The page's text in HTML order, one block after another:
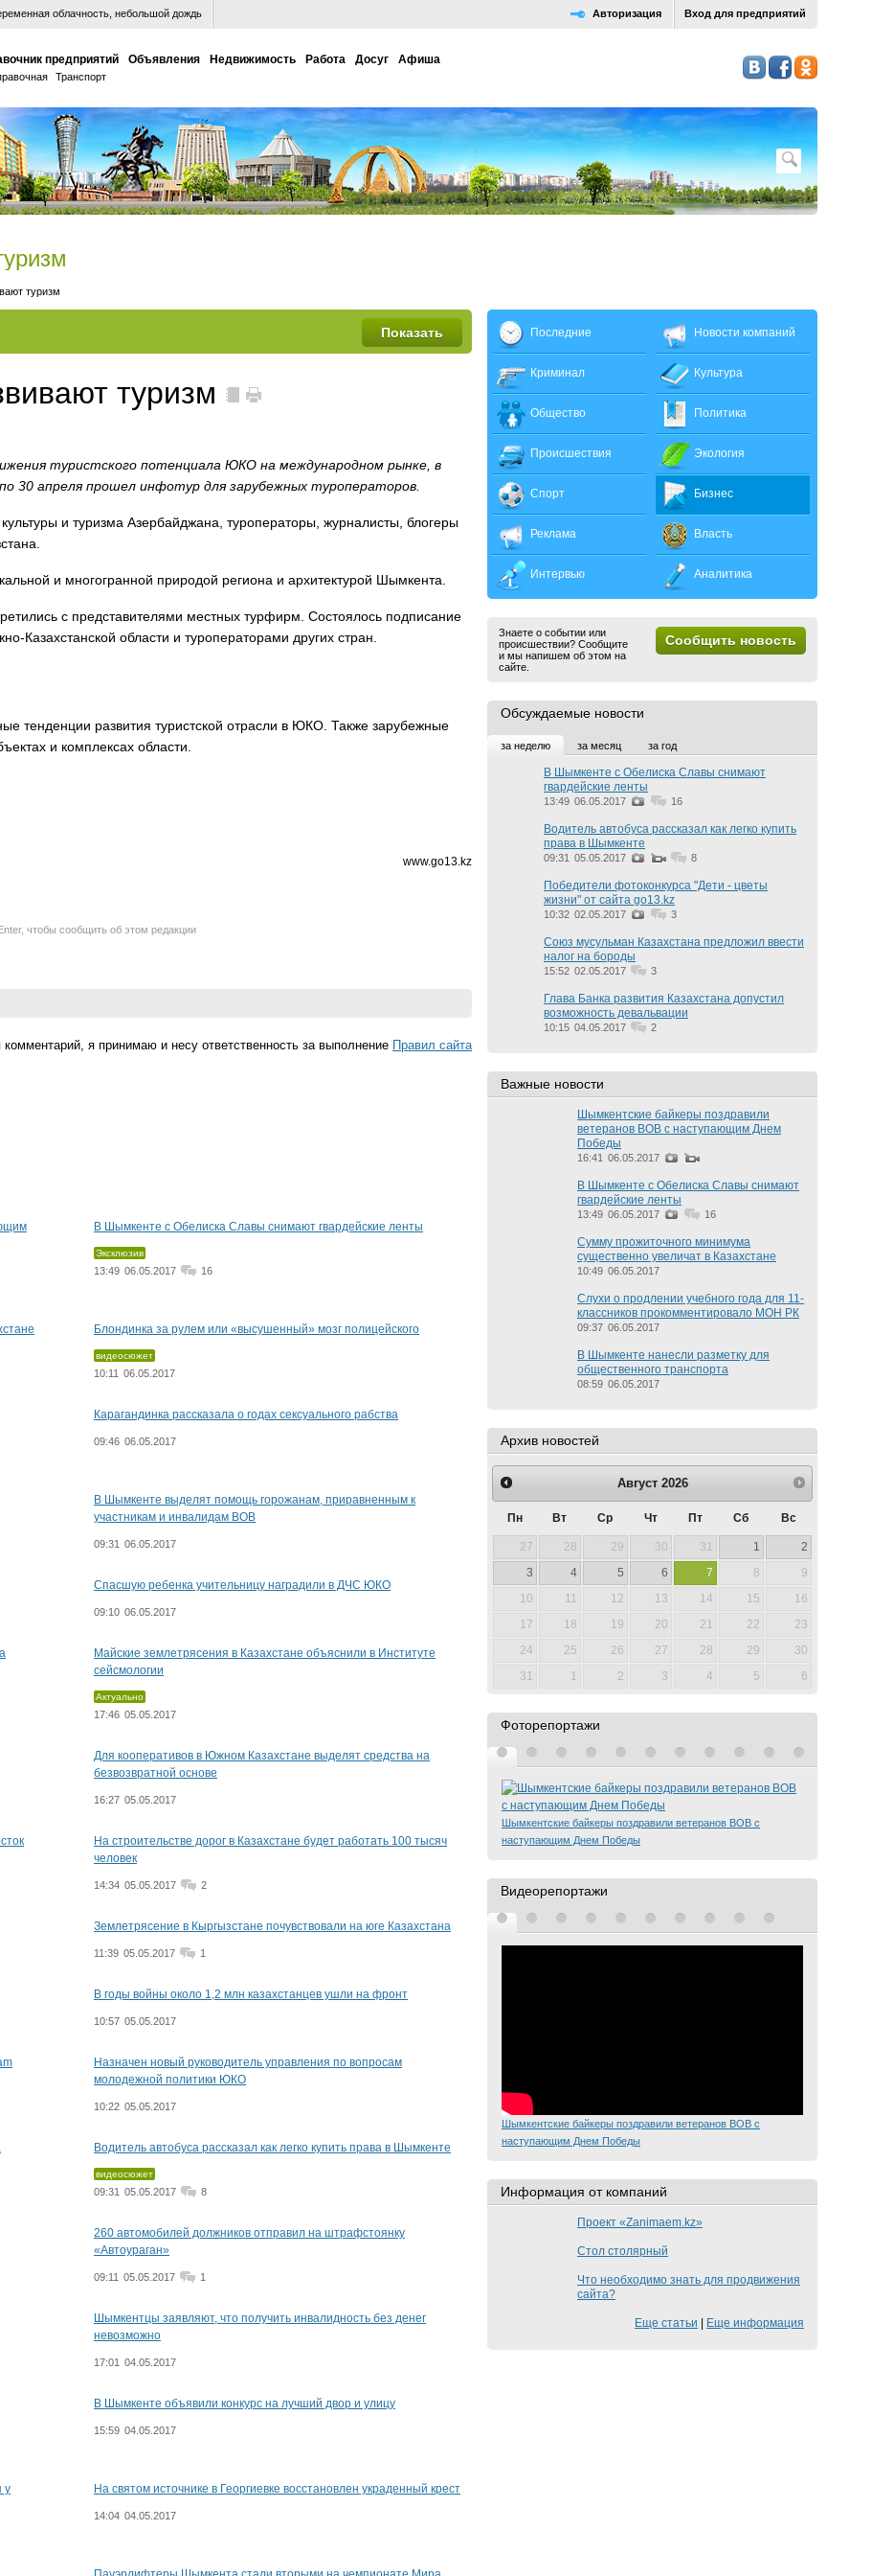
облачность, небольшой дождь Вход для предприятий
Авторизация
предприятий Объявления Недвижимость Работа Досуг Афиша
Транспорт
туризм
туризм
туристского потенциала ЮКО на международном рынке, в
30 апреля прошел инфотур для зарубежных туроператоров.
и туризма Азербайджана, туроператоры, журналисты, блогеры
и многогранной природой региона и архитектурой Шымкента.
с представителями местных турфирм. Состоялось подписание
области и туроператорами других стран.
тенденции развития туристской отрасли в ЮКО. Также зарубежные
и комплексах области.
www.go13.kz
чтобы сообщить об этом редакции
я принимаю и несу ответственность за выполнение Правил cайта
В Шымкенте с Обелиска Славы снимают гвардейские ленты
Эксклюзив
13:49 06.05.2017 16
Блондинка за рулем или «высушенный» мозг полицейского
видеосюжет
10:11 06.05.2017
Карагандинка рассказала о годах сексуального рабства
09:46 06.05.2017
В Шымкенте выделят помощь горожанам, приравненным к
участникам и инвалидам ВОВ
09:31 06.05.2017
Спасшую ребенка учительницу наградили в ДЧС ЮКО
09:10 06.05.2017
Майские землетрясения в Казахстане объяснили в Институте
сейсмологии
Актуально
17:46 05.05.2017
Для кооперативов в Южном Казахстане выделят средства на
безвозвратной основе
16:27 05.05.2017
На строительстве дорог в Казахстане будет работать 100 тысяч
человек
14:34 05.05.2017 2
Землетрясение в Кыргызстане почувствовали на юге Казахстана
11:39 05.05.2017 1
В годы войны около 1,2 млн казахстанцев ушли на фронт
10:57 05.05.2017
Назначен новый руководитель управления по вопросам
молодежной политики ЮКО
10:22 05.05.2017
Водитель автобуса рассказал как легко купить права в Шымкенте
видеосюжет
09:31 05.05.2017 8
260 автомобилей должников отправил на штрафстоянку
«Автоураган»
09:11 05.05.2017 1
Шымкентцы заявляют, что получить инвалидность без денег
невозможно
17:01 04.05.2017
В Шымкенте объявили конкурс на лучший двор и улицу
15:59 04.05.2017
у
На святом источнике в Георгиевке восстановлен украденный крест
14:04 04.05.2017
Последние
Криминал
Общество
Происшествия
Спорт
Реклама
Интервью
Новости компаний
Культура
Политика
Экология
Бизнес
Власть
Аналитика
Сообщить новость
Знаете о событии или
происшествии? Сообщите
и мы напишем об этом на
сайте.
Обсуждаемые новости
за неделю за месяц за год
В Шымкенте с Обелиска Славы снимают
гвардейские ленты
13:49 06.05.2017 16
Водитель автобуса рассказал как легко купить
права в Шымкенте
09:31 05.05.2017 8
Победители фотоконкурса "Дети - цветы
жизни" от сайта go13.kz
10:32 02.05.2017 3
Союз мусульман Казахстана предложил ввести
налог на бороды
15:52 02.05.2017 3
Глава Банка развития Казахстана допустил
возможность девальвации
10:15 04.05.2017 2
Важные новости
Шымкентские байкеры поздравили
ветеранов ВОВ с наступающим Днем
Победы
16:41 06.05.2017
В Шымкенте с Обелиска Славы снимают
гвардейские ленты
13:49 06.05.2017 16
Сумму прожиточного минимума
существенно увеличат в Казахстане
10:49 06.05.2017
Слухи о продлении учебного года для 11-
классников прокомментировало МОН РК
09:37 06.05.2017
В Шымкенте нанесли разметку для
общественного транспорта
08:59 06.05.2017
Архив новостей
Август 2026
Пн Вт Ср Чт Пт Сб Вс
27 28 29 30 31 1
2
3
4 5 6 7 8
9
10
11 12 13 14 15
16
17
18 19 20 21 22
23
24
25 26 27 28 29
30
31
1 2 3 4 5 6
Фоторепортажи
Шымкентские байкеры поздравили ветеранов ВОВ с
наступающим Днем Победы
Видеорепортажи
Шымкентские байкеры поздравили ветеранов ВОВ с
наступающим Днем Победы
Информация от компаний
Проект «Zanimaem.kz»
Стол столярный
Что необходимо знать для продвижения
сайта?
Еще статьи | Еще информация